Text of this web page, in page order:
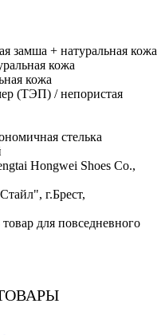
замша + натуральная кожа
кожа
кожа
(ТЭП) / непористая
стелька
Hongwei Shoes Co.,
г.Брест,
для повседневного